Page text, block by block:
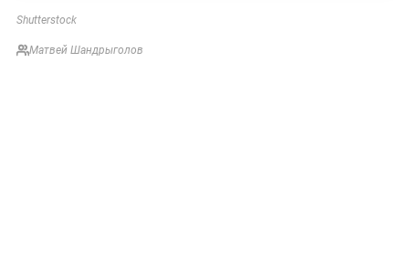
Shutterstock
Матвей Шандрыголов